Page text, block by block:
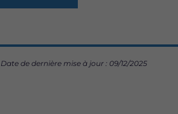
Date de dernière mise à jour : 09/12/2025